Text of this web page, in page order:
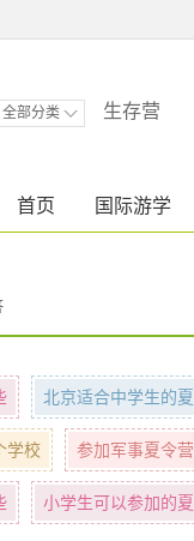
生存营
全部分类
首页 国际游学
北京适合中学生的
学校 参加军事夏令
小学生可以参加的